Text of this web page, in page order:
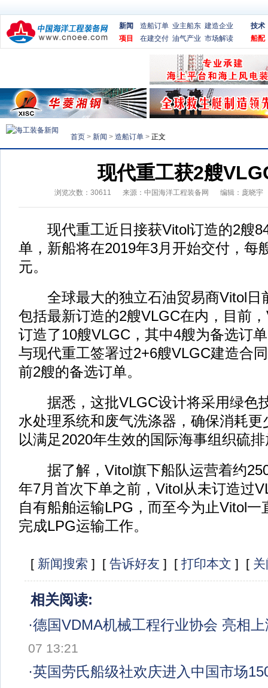
新闻 造船订单 业主船东 建造企业
项目
在建交付 油气产业 市场解读
技术
船配
首页 > 新闻 > 造船订单 > 正文
现代重工获2艘
浏览次数： 30611 来源： 中国海洋工程装备网 编辑：庞晓宇
现代重工近日接获Vitol订造的2艘
单，新船将在2019年3月开始交付，每
元。
全球最大的独立石油贸易商Vitol日
包括最新订造的2艘VLGC在内，目前
订造了10艘VLGC，其中4艘为备选订
与现代重工签署过2+6艘VLGC建造合
前2艘的备选订单。
据悉，这批VLGC设计将采用绿色
水处理系统和废气洗涤器，确保消耗
以满足2020年生效的国际海事组织硫
据了解，Vitol旗下船队运营着约
年7月首次下单之前，Vitol从未订造过
自有船舶运输LPG，而至今为止Vitol
完成LPG运输工作。
[ 新闻搜索 ] [ 告诉好友 ] [ 打印本文 ] [
相关阅读:
·德国VDMA机械工程行业协会 亮相
07 13:21
·英国劳氏船级社欢庆进入中国市场